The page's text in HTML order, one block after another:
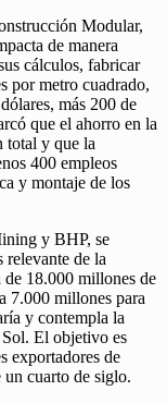
Modular,
de manera
cálculos, fabricar
por metro cuadrado,
más 200 de
que el ahorro en la
total y que la
400 empleos
y montaje de los
y BHP, se
relevante de la
de 18.000 millones de
7.000 millones para
y contempla la
El objetivo es
exportadores de
un cuarto de siglo.